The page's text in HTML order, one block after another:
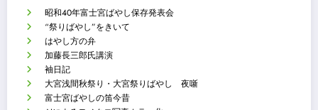
昭和40年富士宮ばやし保存発表会
“祭りばやし”をきいて
はやし方の弁
加藤長三郎氏講演
袖日記
大宮浅間秋祭り・大宮祭りばやし 夜噺
富士宮ばやしの笛今昔